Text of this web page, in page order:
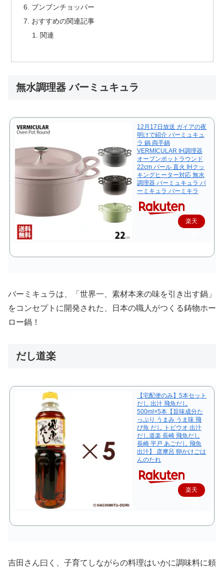
ブンブンチョッパー
おすすめの関連記事
関連
無水調理器 バーミュキュラ
12月17日放送 ガイアの夜
明けで紹介 バーミュキュ
ラ 鍋 両手鍋
VERMICULAR IH調理器
オーブンポットラウンド
22cm パール 直火 IHクッ
キングヒーター対応 無水
調理器 バーミュキュラ バ
ーミキュラ バーミキラ
楽天
バーミキュラは、「世界一、素材本来の味を引き出す鍋」
をコンセプトに開発された、日本の職人がつくる鋳物ホー
ロー鍋！
だし道楽
【宅配便のみ】5本セット
だし 出汁 飛魚だし
500ml×5本【旨味成分た
っぷり うまみ うま味 飛
び魚 だし トビウオ 出汁
だし道楽 長崎 飛魚だし
長崎 平戸 あごだし 飛魚
出汁】 彦摩呂 卵かけごは
んのたれ
楽天
吉田さん曰く、子育てしながらの料理はいかに調味料に頼